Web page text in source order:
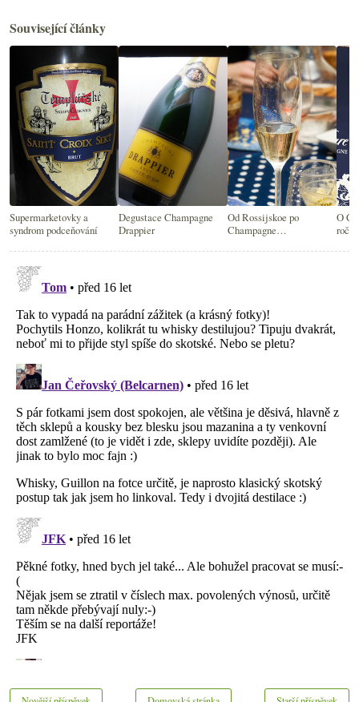
Související články
Supermarketovky a
syndrom podceňování
Degustace Champagne
Drappier
Od Rossijskoe po
Champagne…
O